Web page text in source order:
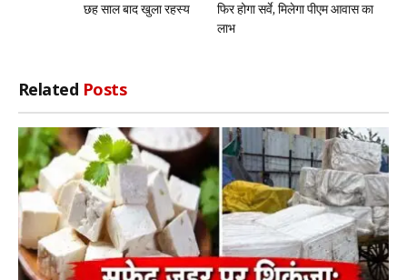
छह साल बाद खुला रहस्य
फिर होगा सर्वे, मिलेगा पीएम आवास का
लाभ
Related Posts